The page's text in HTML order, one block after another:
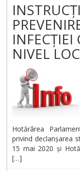
NIVEL
Hotărârea
privind declanșarea
15 mai 2020 și
[…]